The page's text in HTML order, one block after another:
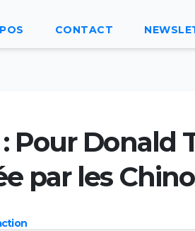
CONTACT
Pour Donald
par les